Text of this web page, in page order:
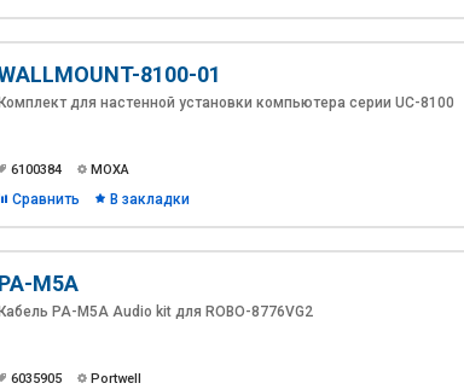
8100-01
Комплект для настенной установки компьютера серии UC-8100
6100384 MOXA
Сравнить В закладки
PA-M5A
Кабель PA-M5A Audio kit для ROBO-8776VG2
6035905 Portwell